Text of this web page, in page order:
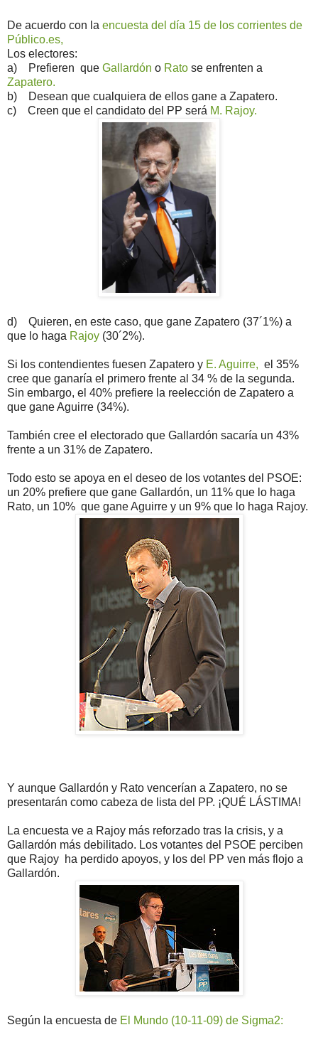
De acuerdo con la encuesta del día 15 de los corrientes de
Público.es,
Los electores:
a) Prefieren que Gallardón o Rato se enfrenten a
Zapatero.
b) Desean que cualquiera de ellos gane a Zapatero.
c) Creen que el candidato del PP será M. Rajoy.
d) Quieren, en este caso, que gane Zapatero (37´1%) a
que lo haga Rajoy (30´2%).
Si los contendientes fuesen Zapatero y E. Aguirre, el 35%
cree que ganaría el primero frente al 34 % de la segunda.
Sin embargo, el 40% prefiere la reelección de Zapatero a
que gane Aguirre (34%).
También cree el electorado que Gallardón sacaría un 43%
frente a un 31% de Zapatero.
Todo esto se apoya en el deseo de los votantes del PSOE:
un 20% prefiere que gane Gallardón, un 11% que lo haga
Rato, un 10% que gane Aguirre y un 9% que lo haga Rajoy.
Y aunque Gallardón y Rato vencerían a Zapatero, no se
presentarán como cabeza de lista del PP. ¡QUÉ LÁSTIMA!
La encuesta ve a Rajoy más reforzado tras la crisis, y a
Gallardón más debilitado. Los votantes del PSOE perciben
que Rajoy ha perdido apoyos, y los del PP ven más flojo a
Gallardón.
Según la encuesta de El Mundo (10-11-09) de Sigma2: